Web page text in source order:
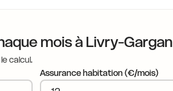
mois àLivry-Gargan
calcul.
Assurance habitation (€/mois)